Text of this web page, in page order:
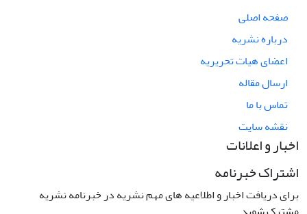
صفحه اصلی
درباره نشریه
اعضای هیات تحریریه
ارسال مقاله
تماس با ما
نقشه سایت
اخبار و اعلانات
اشتراک خبرنامه
برای دریافت اخبار و اطلاعیه های مهم نشریه در خبرنامه نشریه